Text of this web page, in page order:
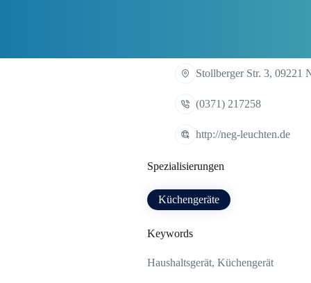
Stollberger Str. 3, 09221
(0371) 217258
http://neg-leuchten.de
Spezialisierungen
Küchengeräte
Keywords
Haushaltsgerät, Küchengerät